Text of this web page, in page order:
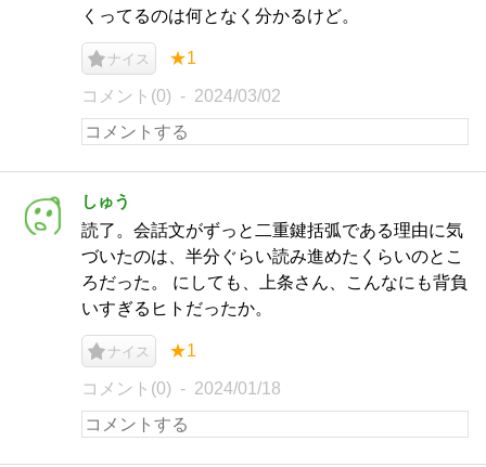
くってるのは何となく分かるけど。
ナイス ★1
コメント(0) 2024/03/02
しゅう
読了。会話文がずっと二重鍵括弧である理由に気
づいたのは、半分ぐらい読み進めたくらいのとこ
ろだった。 にしても、上条さん、こんなにも背負
いすぎるヒトだったか。
ナイス ★1
コメント(0) 2024/01/18